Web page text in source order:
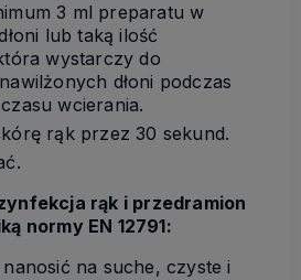
3 ml preparatu w
lub taką ilość
wystarczy do
dłoni podczas
wcierania.
rąk przez 30 sekund.
rąk i przedramion
normy EN 12791:
nanosić na suche, czyste i